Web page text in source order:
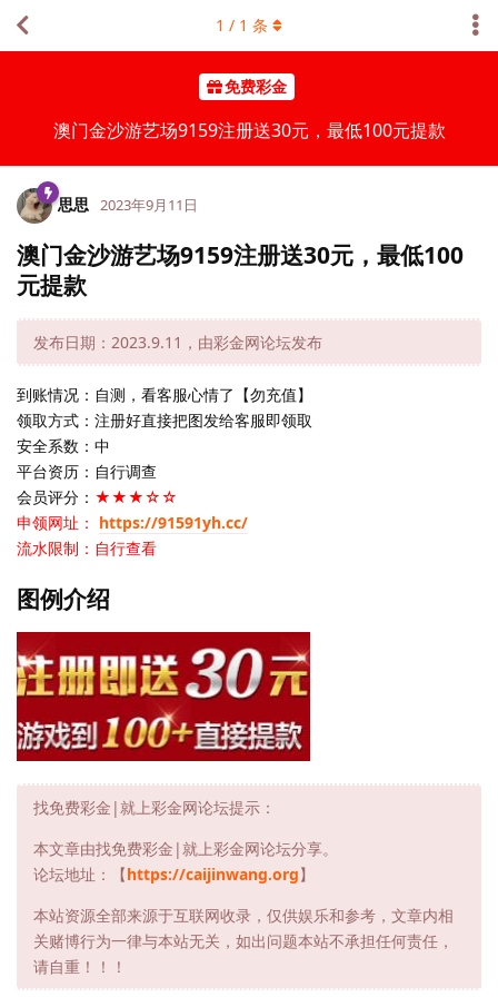
免费彩金
澳门金沙游艺场9159注册送30元，最低100元提款
1 / 1 条
思思 2023年9月11日
澳门金沙游艺场9159注册送30元，最低100
元提款
发布日期：2023.9.11，由彩金网论坛发布
到账情况：自测，看客服心情了【勿充值】
领取方式：注册好直接把图发给客服即领取
安全系数：中
平台资历：自行调查
会员评分： ★★★☆☆
申领网址： https://91591yh.cc/
流水限制：自行查看
图例介绍
找免费彩金|就上彩金网论坛提示：
本文章由找免费彩金|就上彩金网论坛分享。
论坛地址：【https://caijinwang.org】
本站资源全部来源于互联网收录，仅供娱乐和参考，文章内相
关赌博行为一律与本站无关，如出问题本站不承担任何责任，
请自重！！！